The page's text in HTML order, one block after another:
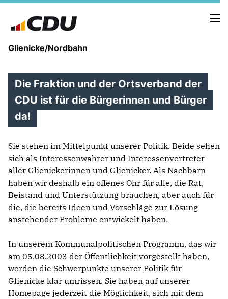
Glienicke/Nordbahn
IN EIGENER SACHE
Die Fraktion und der Ortsverband der
CDU ist für die Bürgerinnen und Bürger
da!
Sie stehen im Mittelpunkt unserer Politik. Beide sehen
sich als Interessenwahrer und Interessenvertreter
aller Glienickerinnen und Glienicker. Als Nachbarn
haben wir deshalb ein offenes Ohr für alle, die Rat,
Beistand und Unterstützung brauchen, aber auch für
die, die bereits Ideen und Vorschläge zur Lösung
anstehender Probleme entwickelt haben.
In unserem Kommunalpolitischen Programm, das wir
am 05.08.2003 der Öffentlichkeit vorgestellt haben,
werden die Schwerpunkte unserer Politik für
Glienicke klar umrissen. Sie haben auf unserer
Homepage jederzeit die Möglichkeit, sich mit dem